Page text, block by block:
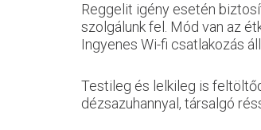
Reggelit igény esetén
szolgálunk fel. Mód van az
Ingyenes Wi-fi csatlakozás
Testileg és lelkileg is
dézsazuhannyal, társalgó